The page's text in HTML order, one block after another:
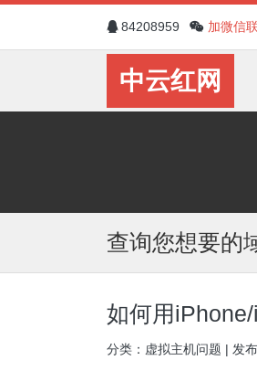
84208959 加微信
中云红网
查询您想要的
如何用
分类：虚拟主机问题 | 发